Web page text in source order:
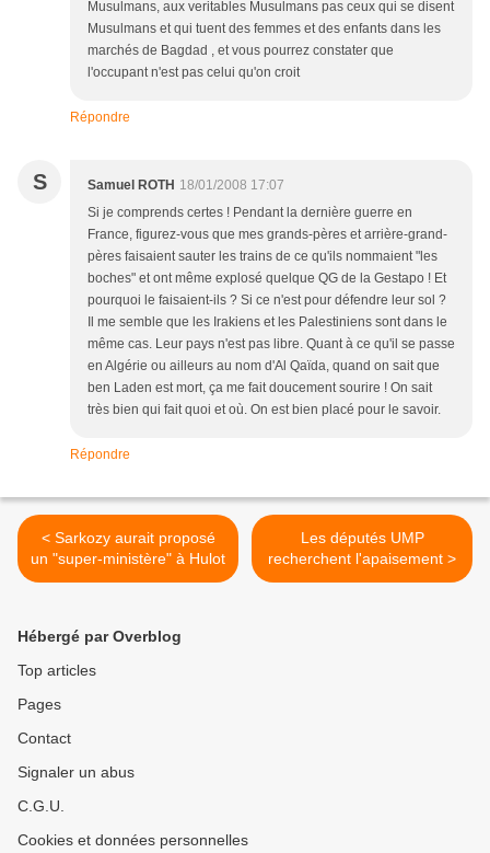
Musulmans, aux veritables Musulmans pas ceux qui se disent
Musulmans et qui tuent des femmes et des enfants dans les
marchés de Bagdad , et vous pourrez constater que
l'occupant n'est pas celui qu'on croit
Répondre
S Samuel ROTH 18/01/2008 17:07
Si je comprends certes ! Pendant la dernière guerre en
France, figurez-vous que mes grands-pères et arrière-grand-
pères faisaient sauter les trains de ce qu'ils nommaient "les
boches" et ont même explosé quelque QG de la Gestapo ! Et
pourquoi le faisaient-ils ? Si ce n'est pour défendre leur sol ?
Il me semble que les Irakiens et les Palestiniens sont dans le
même cas. Leur pays n'est pas libre. Quant à ce qu'il se passe
en Algérie ou ailleurs au nom d'Al Qaïda, quand on sait que
ben Laden est mort, ça me fait doucement sourire ! On sait
très bien qui fait quoi et où. On est bien placé pour le savoir.
Répondre
< Sarkozy aurait proposé
un "super-ministère" à Hulot
Les députés UMP
recherchent l'apaisement >
Hébergé par Overblog
Top articles
Pages
Contact
Signaler un abus
C.G.U.
Cookies et données personnelles